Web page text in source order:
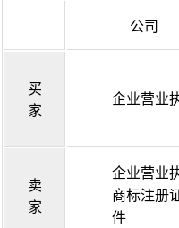
公司
买
家
企业营业
卖
家
企业营业
商标注册
件